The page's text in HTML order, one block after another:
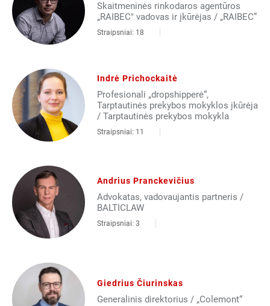
Skaitmeninės rinkodaros agentūros
„RAIBEC" vadovas ir įkūrėjas / „RAIBEC”
Straipsniai: 18
Indrė Prichockaitė
Profesionali „dropshipperė“,
Tarptautinės prekybos mokyklos įkūrėja
/ Tarptautinės prekybos mokykla
Straipsniai: 11
Andrius Pranckevičius
Advokatas, vadovaujantis partneris /
BALTICLAW
Straipsniai: 3
Giedrius Čiurinskas
Generalinis direktorius / „Colemont“